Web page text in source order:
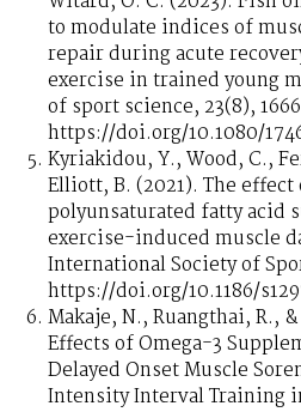
to modulate indices of
repair during acute
exercise in trained young
of sport science, 23(8),
https://doi.org/10.1080/
Kyriakidou, Y., Wood, C.,
Elliott, B. (2021). The effect
polyunsaturated fatty acid
exercise-induced muscle
International Society of
https://doi.org/10.1186/
Makaje, N., Ruangthai, R.,
Effects of Omega-3
Delayed Onset Muscle
Intensity Interval Training